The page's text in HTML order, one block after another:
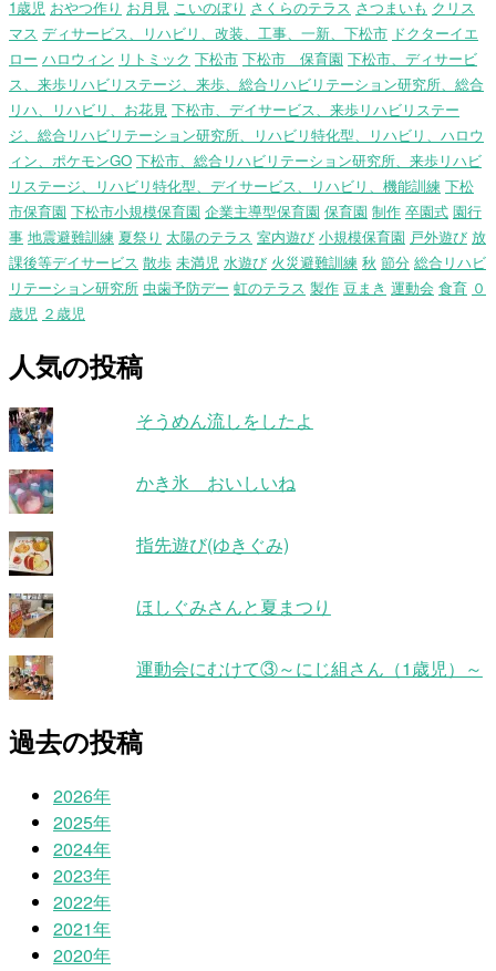
1歳児 おやつ作り お月見 こいのぼり さくらのテラス さつまいも クリス
マス ディサービス、リハビリ、改装、工事、一新、下松市 ドクターイエ
ロー ハロウィン リトミック 下松市 下松市 保育園 下松市、ディサービ
ス、来歩リハビリステージ、来歩、総合リハビリテーション研究所、総合
リハ、リハビリ、お花見 下松市、デイサービス、来歩リハビリステー
ジ、総合リハビリテーション研究所、リハビリ特化型、リハビリ、ハロウ
ィン、ポケモンGO 下松市、総合リハビリテーション研究所、来歩リハビ
リステージ、リハビリ特化型、デイサービス、リハビリ、機能訓練 下松
市保育園 下松市小規模保育園 企業主導型保育園 保育園 制作 卒園式 園行
事 地震避難訓練 夏祭り 太陽のテラス 室内遊び 小規模保育園 戸外遊び 放
課後等デイサービス 散歩 未満児 水遊び 火災避難訓練 秋 節分 総合リハビ
リテーション研究所 虫歯予防デー 虹のテラス 製作 豆まき 運動会 食育 ０
歳児 ２歳児
人気の投稿
そうめん流しをしたよ
かき氷 おいしいね
指先遊び(ゆきぐみ)
ほしぐみさんと夏まつり
運動会にむけて③～にじ組さん（1歳児）～
過去の投稿
2026年
2025年
2024年
2023年
2022年
2021年
2020年